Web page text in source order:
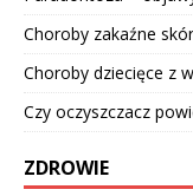
Choroby zakaźne
Choroby dziecięce z
Czy oczyszczacz
ZDROWIE